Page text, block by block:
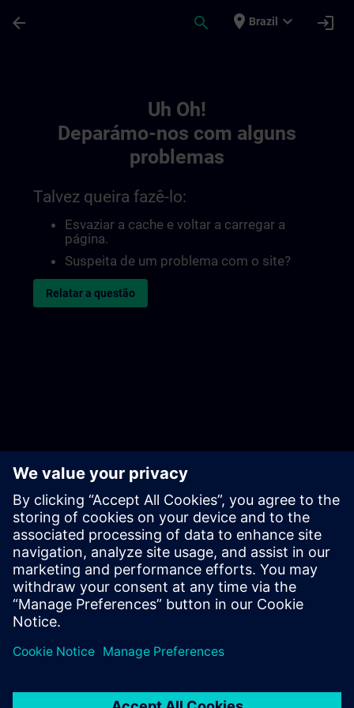
arrow_back search place Brazil expand_more login
Uh Oh!
Deparámo-nos com alguns
problemas
Talvez queira fazê-lo:
Esvaziar a cache e voltar a carregar a
página.
Suspeita de um problema com o site?
Relatar a questão